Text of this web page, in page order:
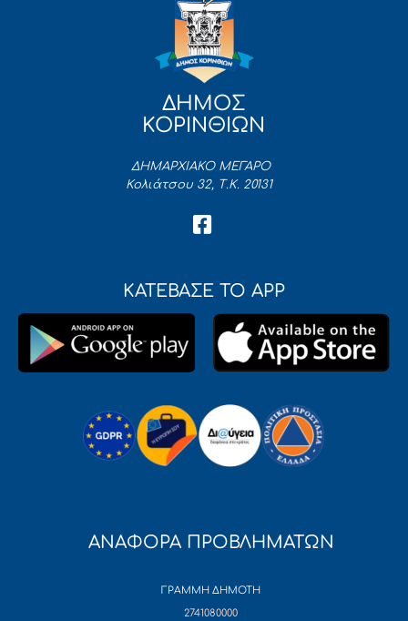
ΔΗΜΟΣ
ΚΟΡΙΝΘΙΩΝ
ΔΗΜΑΡΧΙΑΚΟ ΜΕΓΑΡΟ
Κολιάτσου 32, Τ.Κ. 20131
ΚΑΤΕΒΑΣΕ ΤΟ APP
ΑΝΑΦΟΡΑ ΠΡΟΒΛΗΜΑΤΩΝ
ΓΡΑΜΜΗ ΔΗΜΟΤΗ
2741080000